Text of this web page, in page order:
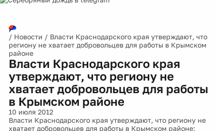
/ Новости / Власти Краснодарского края утверждают, что
региону не хватает добровольцев для работы в Крымском
районе
Власти Краснодарского края
утверждают, что региону не
хватает добровольцев для работы
в Крымском районе
10 июля 2012
Власти Краснодарского края утверждают, что региону не
хватает добровольцев для работы в Крымском районе: